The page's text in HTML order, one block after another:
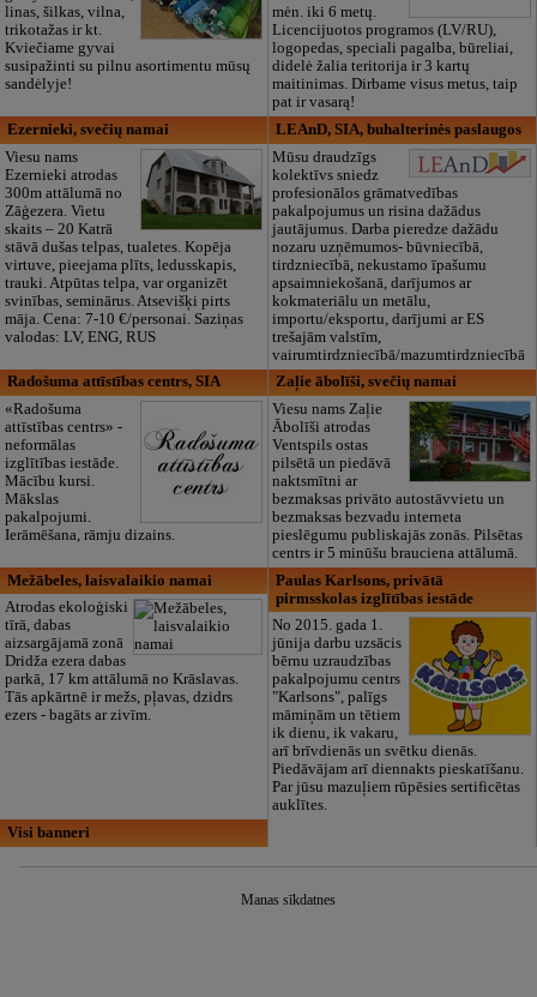
linas, šilkas, vilna,
trikotažas ir kt.
Kviečiame gyvai
susipažinti su pilnu asortimentu mūsų
sandėlyje!
mėn. iki 6 metų.
Licencijuotos programos (LV/RU),
logopedas, speciali pagalba, būreliai,
didelė žalia teritorija ir 3 kartų
maitinimas. Dirbame visus metus, taip
pat ir vasarą!
Ezernieki, svečių namai
Viesu nams
Ezernieki atrodas
300m attālumā no
Zāģezera. Vietu
skaits – 20 Katrā
stāvā dušas telpas, tualetes. Kopēja
virtuve, pieejama plīts, ledusskapis,
trauki. Atpūtas telpa, var organizēt
svinības, seminārus. Atsevišķi pirts
māja. Cena: 7-10 €/personai. Saziņas
valodas: LV, ENG, RUS
LEAnD, SIA, buhalterinės paslaugos
Mūsu draudzīgs
kolektīvs sniedz
profesionālos grāmatvedības
pakalpojumus un risina dažādus
jautājumus. Darba pieredze dažādu
nozaru uzņēmumos- būvniecībā,
tirdzniecībā, nekustamo īpašumu
apsaimniekošanā, darījumos ar
kokmateriālu un metālu,
importu/eksportu, darījumi ar ES
trešajām valstīm,
vairumtirdzniecībā/mazumtirdzniecībā
Radošuma attīstības centrs, SIA
«Radošuma
attīstības centrs» -
neformālas
izglītības iestāde.
Mācību kursi.
Mākslas
pakalpojumi.
Ierāmēšana, rāmju dizains.
Zaļie ābolīši, svečių namai
Viesu nams Zaļie
Ābolīši atrodas
Ventspils ostas
pilsētā un piedāvā
naktsmītni ar
bezmaksas privāto autostāvvietu un
bezmaksas bezvadu interneta
pieslēgumu publiskajās zonās. Pilsētas
centrs ir 5 minūšu brauciena attālumā.
Mežābeles, laisvalaikio namai
Atrodas ekoloģiski
tīrā, dabas
aizsargājamā zonā
Dridža ezera dabas
parkā, 17 km attālumā no Krāslavas.
Tās apkārtnē ir mežs, pļavas, dzidrs
ezers - bagāts ar zivīm.
Paulas Karlsons, privātā
pirmsskolas izglītības iestāde
No 2015. gada 1.
jūnija darbu uzsācis
bērnu uzraudzības
pakalpojumu centrs
"Karlsons", palīgs
māmiņām un tētiem
ik dienu, ik vakaru,
arī brīvdienās un svētku dienās.
Piedāvājam arī diennakts pieskatīšanu.
Par jūsu mazuļiem rūpēsies sertificētas
auklītes.
Visi banneri
Manas sīkdatnes